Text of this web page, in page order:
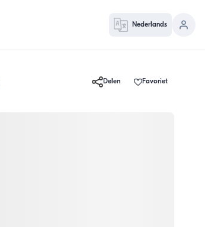
Nederlands
Delen Favoriet